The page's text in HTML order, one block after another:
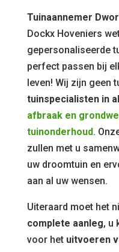
Tuinaannemer
Dockx Hoveniers
gepersonaliseerde
perfect passen bij
leven! Wij zijn geen
tuinspecialisten in
afbraak en
tuinonderhoud.
zullen met u
uw droomtuin en
aan al uw wensen.
Uiteraard moet het
complete aanleg, u
voor het uitvoeren